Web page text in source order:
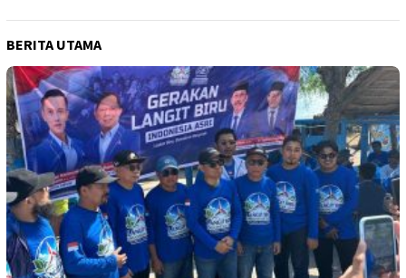
BERITA UTAMA